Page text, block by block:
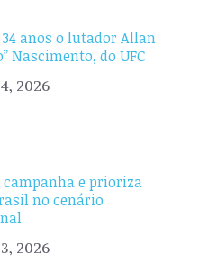
anos o lutador Allan
Nascimento, do UFC
2026
e prioriza
no cenário
2026